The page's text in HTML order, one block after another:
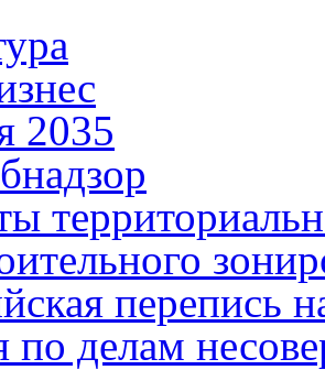
2035
перепись
по делам